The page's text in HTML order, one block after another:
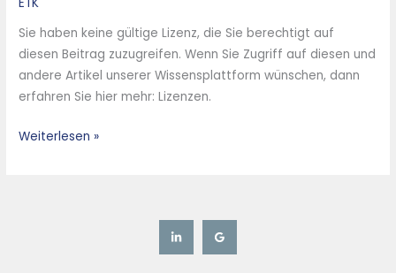
Sie haben keine gültige Lizenz, die Sie berechtigt auf
diesen Beitrag zuzugreifen. Wenn Sie Zugriff auf diesen und
andere Artikel unserer Wissensplattform wünschen, dann
erfahren Sie hier mehr: Lizenzen.
from
Organic
Waste
Weiterlesen »